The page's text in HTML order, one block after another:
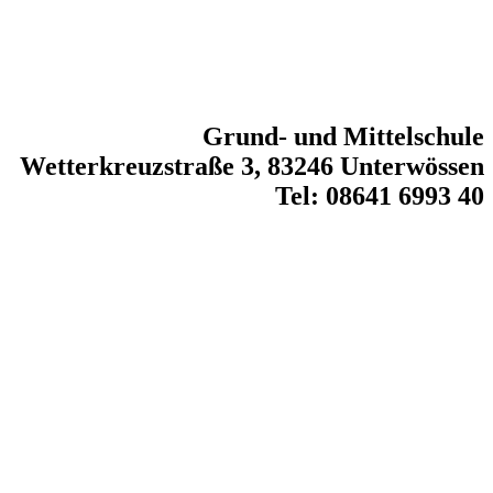
Grund- und Mittelschule
Wetterkreuzstraße 3, 83246 Unterwössen
Tel: 08641 6993 40